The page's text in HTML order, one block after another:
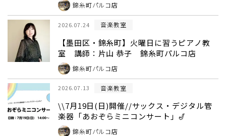
錦糸町パルコ店
2026.07.24 音楽教室
【墨田区・錦糸町】火曜日に習うピアノ教
室 講師：片山 恭子 錦糸町パルコ店
錦糸町パルコ店
2026.07.13 音楽教室
\\7月19日(日)開催//サックス・デジタル管
楽器「あおぞらミニコンサート」🎷
錦糸町パルコ店